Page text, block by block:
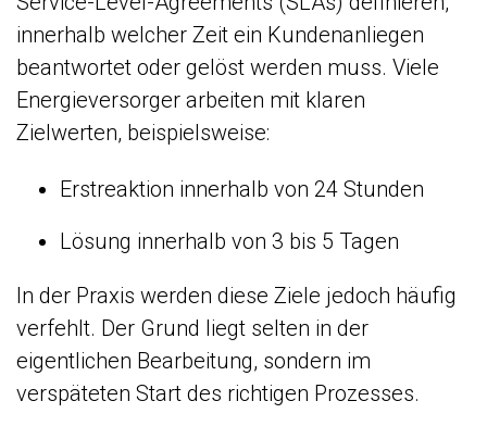
innerhalb welcher Zeit ein Kundenanliegen
beantwortet oder gelöst werden muss. Viele
Energieversorger arbeiten mit klaren
Zielwerten, beispielsweise:
Erstreaktion innerhalb von 24 Stunden
Lösung innerhalb von 3 bis 5 Tagen
In der Praxis werden diese Ziele jedoch häufig
verfehlt. Der Grund liegt selten in der
eigentlichen Bearbeitung, sondern im
verspäteten Start des richtigen Prozesses.